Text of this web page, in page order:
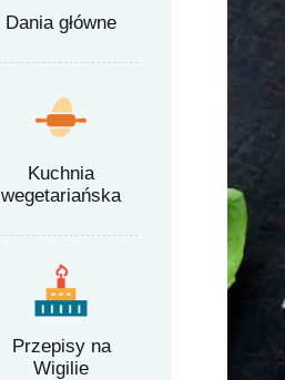
Dania główne
Kuchnia
wegetariańska
Przepisy na
Wigilie